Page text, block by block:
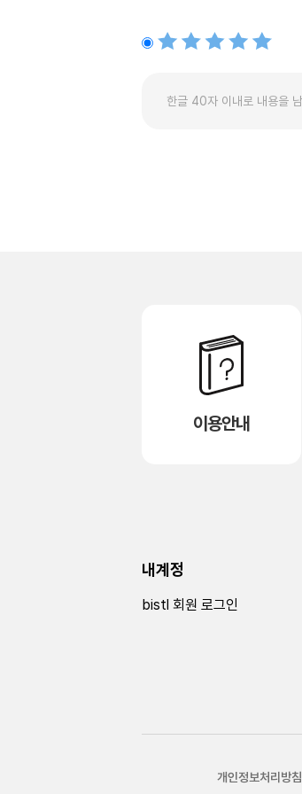
별점5개
이용안내
내계정
bistl 회원 로그인
개인정보처리방침